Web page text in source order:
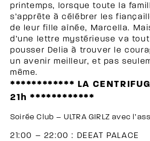
printemps, lorsque toute la
s’apprête à célébrer les
de leur fille aînée, Marcella.
d’une lettre mystérieuse va
pousser Delia à trouver le
un avenir meilleur, et pas
même.
************ LA
21h ************
Soirée Club – ULTRA GIRLZ avec
21:00 – 22:00 : DEEAT PALACE